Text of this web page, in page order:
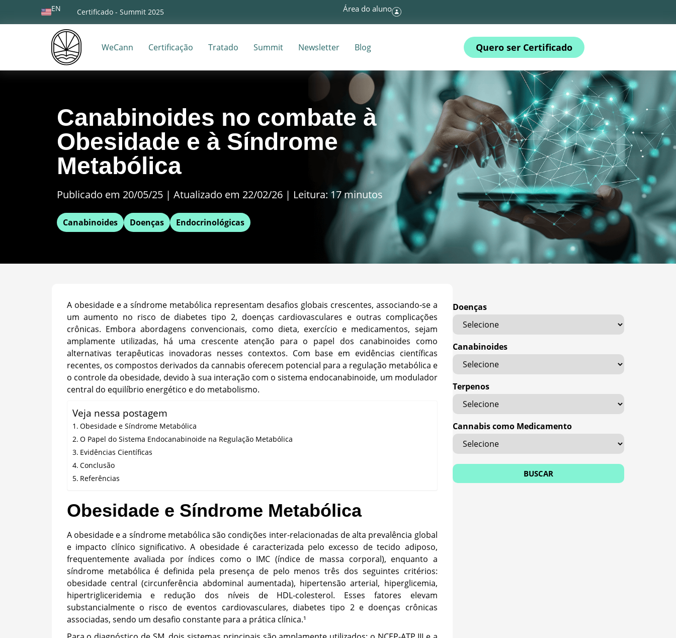
EN Certificado - Summit 2025 Área do aluno
WeCann Certificação Tratado Summit Newsletter Blog Quero ser Certificado
Canabinoides no combate à
Obesidade e à Síndrome
Metabólica
Publicado em 20/05/25 | Atualizado em 22/02/26 | Leitura: 17 minutos
Canabinoides Doenças Endocrinológicas
A obesidade e a síndrome metabólica representam desafios globais crescentes, associando-se a
um aumento no risco de diabetes tipo 2, doenças cardiovasculares e outras complicações
crônicas. Embora abordagens convencionais, como dieta, exercício e medicamentos, sejam
amplamente utilizadas, há uma crescente atenção para o papel dos canabinoides como
alternativas terapêuticas inovadoras nesses contextos. Com base em evidências científicas
recentes, os compostos derivados da cannabis oferecem potencial para a regulação metabólica e
o controle da obesidade, devido à sua interação com o sistema endocanabinoide, um modulador
central do equilíbrio energético e do metabolismo.
Veja nessa postagem
Obesidade e Síndrome Metabólica
O Papel do Sistema Endocanabinoide na Regulação Metabólica
Evidências Científicas
Conclusão
Referências
Obesidade e Síndrome Metabólica
A obesidade e a síndrome metabólica são condições inter-relacionadas de alta prevalência global
e impacto clínico significativo. A obesidade é caracterizada pelo excesso de tecido adiposo,
frequentemente avaliada por índices como o IMC (índice de massa corporal), enquanto a
síndrome metabólica é definida pela presença de pelo menos três dos seguintes critérios:
obesidade central (circunferência abdominal aumentada), hipertensão arterial, hiperglicemia,
hipertrigliceridemia e redução dos níveis de HDL-colesterol. Esses fatores elevam
substancialmente o risco de eventos cardiovasculares, diabetes tipo 2 e doenças crônicas
associadas, sendo um desafio constante para a prática clínica.¹
Doenças
Canabinoides
Terpenos
Cannabis como Medicamento